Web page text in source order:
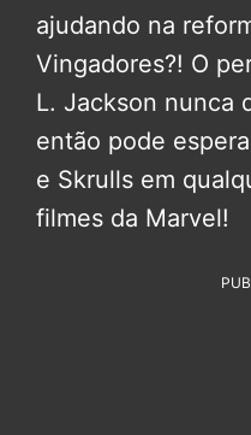
ajudando na
Vingadores?! O
L. Jackson nunca
então pode
e Skrulls em
filmes da Marvel!